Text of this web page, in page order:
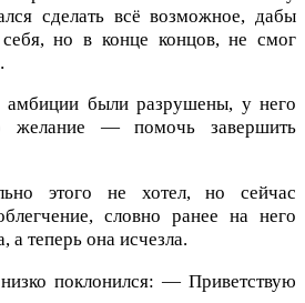
сделать всё возможное, дабы
но в конце концов, не смог
амбиции были разрушены, у него
желание — помочь завершить
этого не хотел, но сейчас
словно ранее на него
а теперь она исчезла.
поклонился: — Приветствую